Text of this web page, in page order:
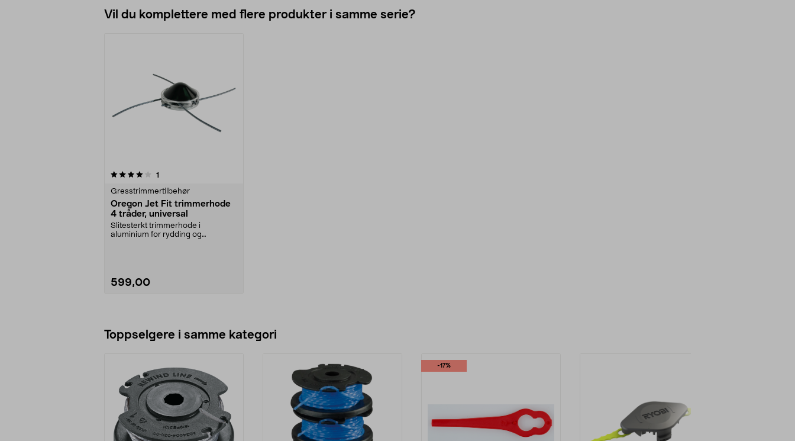
Vil du komplettere med flere produkter i samme serie?
1
Gresstrimmertilbehør
Oregon Jet Fit trimmerhode
4 tråder, universal
Slitesterkt trimmerhode i
aluminium for rydding og
599,00
Toppselgere i samme kategori
-17%